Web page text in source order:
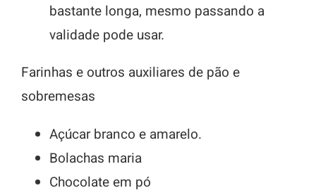
bastante longa, mesmo passando a
validade pode usar.
Farinhas e outros auxiliares de pão e
sobremesas
Açúcar branco e amarelo.
Bolachas maria
Chocolate em pó